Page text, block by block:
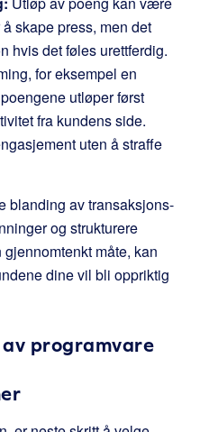
skape press, men det
hvis det føles urettferdig.
for eksempel en
utløper først
fra kundens side.
uten å straffe
blanding av transaksjons-
og strukturere
måte, kan
dine vil bli oppriktig
programvare